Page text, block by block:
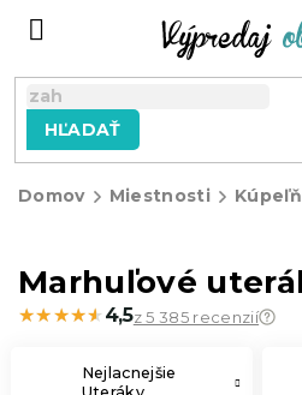
HĽADAŤ
Domov Miestnosti
Marhuľové
★★★★★
★★★★★ 4,5z 5 385 recenzií
Nejlacnejšie